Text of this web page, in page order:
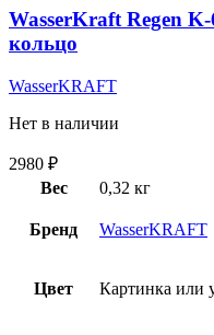
WasserKraft Regen
кольцо
WasserKRAFT
Нет в наличии
2980 ₽
Вес
0,32 кг
Бренд WasserKRAFT
Цвет Картинка или